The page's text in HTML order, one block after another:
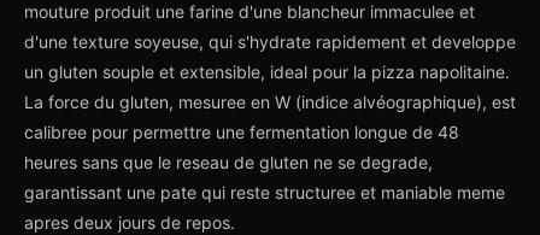
mouture produit une farine d'une blancheur immaculee et
d'une texture soyeuse, qui s'hydrate rapidement et developpe
un gluten souple et extensible, ideal pour la pizza napolitaine.
La force du gluten, mesuree en W (indice alvéographique), est
calibree pour permettre une fermentation longue de 48
heures sans que le reseau de gluten ne se degrade,
garantissant une pate qui reste structuree et maniable meme
apres deux jours de repos.